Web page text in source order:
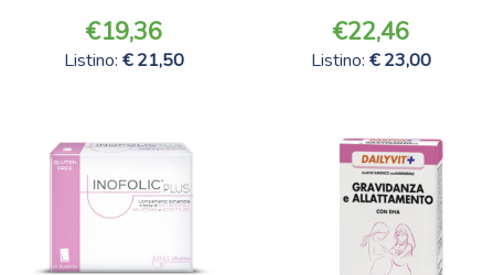
19,36
Listino: 21,50
22,46
Listino: 23,00